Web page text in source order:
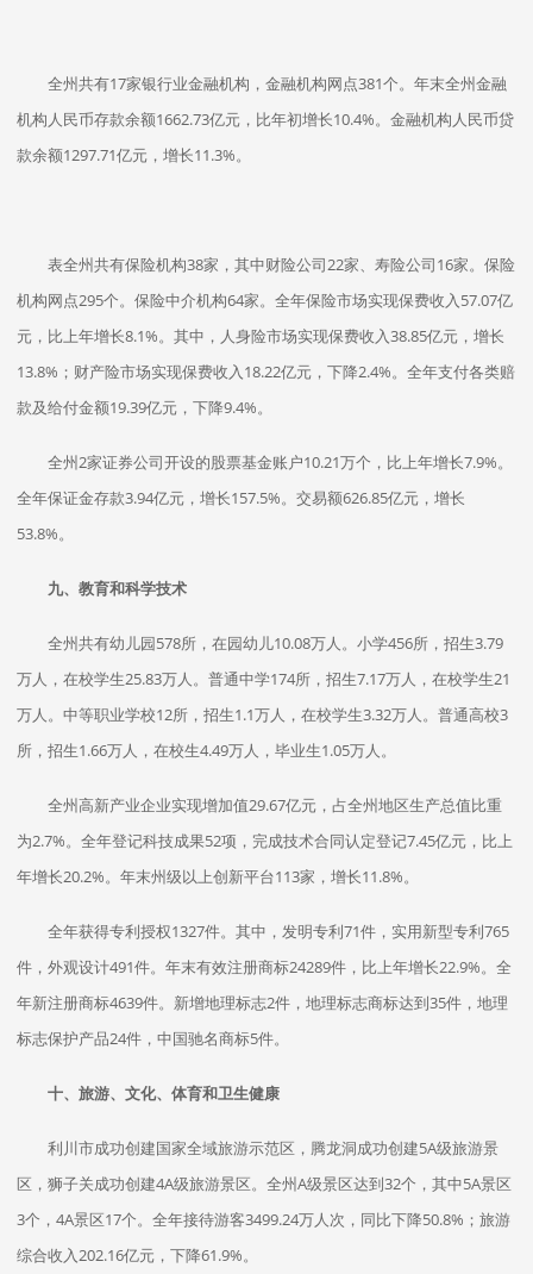
全州共有17家银行业金融机构，金融机构网点381个。年末全州金融
机构人民币存款余额1662.73亿元，比年初增长10.4%。金融机构人民币贷
款余额1297.71亿元，增长11.3%。
表全州共有保险机构38家，其中财险公司22家、寿险公司16家。保险
机构网点295个。保险中介机构64家。全年保险市场实现保费收入57.07亿
元，比上年增长8.1%。其中，人身险市场实现保费收入38.85亿元，增长
13.8%；财产险市场实现保费收入18.22亿元，下降2.4%。全年支付各类赔
款及给付金额19.39亿元，下降9.4%。
全州2家证券公司开设的股票基金账户10.21万个，比上年增长7.9%。
全年保证金存款3.94亿元，增长157.5%。交易额626.85亿元，增长
53.8%。
九、教育和科学技术
全州共有幼儿园578所，在园幼儿10.08万人。小学456所，招生3.79
万人，在校学生25.83万人。普通中学174所，招生7.17万人，在校学生21
万人。中等职业学校12所，招生1.1万人，在校学生3.32万人。普通高校3
所，招生1.66万人，在校生4.49万人，毕业生1.05万人。
全州高新产业企业实现增加值29.67亿元，占全州地区生产总值比重
为2.7%。全年登记科技成果52项，完成技术合同认定登记7.45亿元，比上
年增长20.2%。年末州级以上创新平台113家，增长11.8%。
全年获得专利授权1327件。其中，发明专利71件，实用新型专利765
件，外观设计491件。年末有效注册商标24289件，比上年增长22.9%。全
年新注册商标4639件。新增地理标志2件，地理标志商标达到35件，地理
标志保护产品24件，中国驰名商标5件。
十、旅游、文化、体育和卫生健康
利川市成功创建国家全域旅游示范区，腾龙洞成功创建5A级旅游景
区，狮子关成功创建4A级旅游景区。全州A级景区达到32个，其中5A景区
3个，4A景区17个。全年接待游客3499.24万人次，同比下降50.8%；旅游
综合收入202.16亿元，下降61.9%。